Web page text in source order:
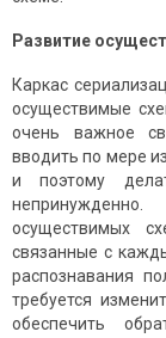
Развитие
Каркас
осуществимые
очень важное
вводить по мере
и поэтому
осуществимых
связанные с
распознавания
требуется
обеспечить